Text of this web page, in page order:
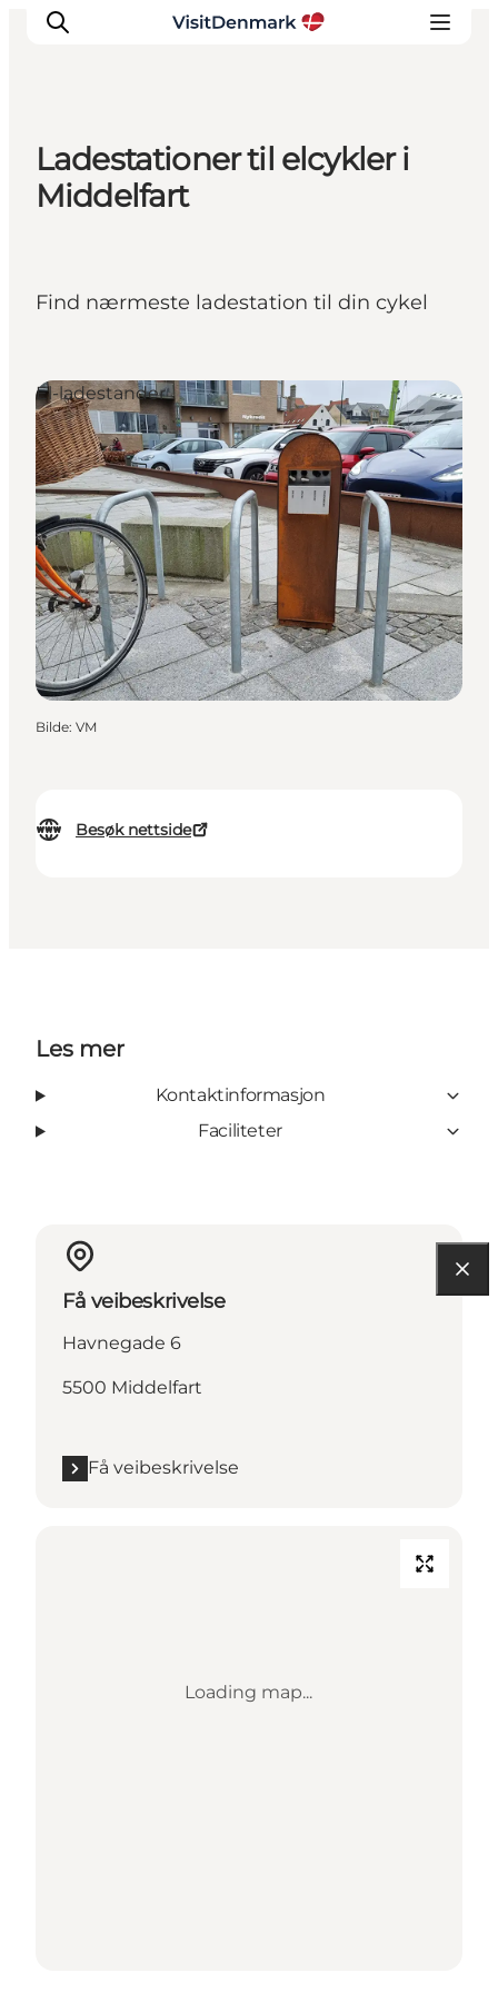
Inspirasjon
Planlegg reisen
Ladestationer til elcykler i
Middelfart
Find nærmeste ladestation til din cykel
Besøk nettside
El-ladestander
Bilde: VM
Les mer
Kontaktinformasjon
Faciliteter
Få veibeskrivelse
Havnegade 6
5500 Middelfart
Få veibeskrivelse
Loading map...